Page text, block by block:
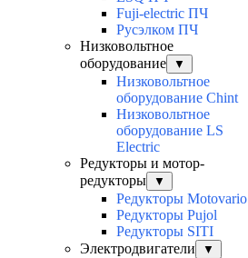
Fuji-electric ПЧ
Русэлком ПЧ
Низковольтное
оборудование
▼
Низковольтное
оборудование Chint
Низковольтное
оборудование LS
Electric
Редукторы и мотор-
редукторы
▼
Редукторы Motovario
Редукторы Pujol
Редукторы SITI
Электродвигатели
▼